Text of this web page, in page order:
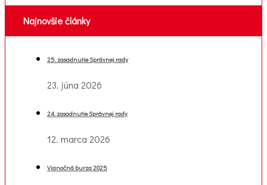
Najnovšie články
25. zasadnutie Správnej rady
23. júna 2026
24. zasadnutie Správnej rady
12. marca 2026
Vianočná burza 2025